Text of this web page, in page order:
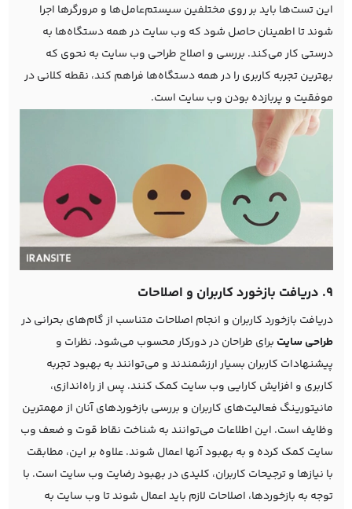
این تست‌ها باید بر روی مختلفین سیستم‌عامل‌ها و مرورگرها اجرا
شوند تا اطمینان حاصل شود که وب سایت در همه دستگاه‌ها به
درستی کار می‌کند. بررسی و اصلاح طراحی وب سایت به نحوی که
بهترین تجربه کاربری را در همه دستگاه‌ها فراهم کند، نقطه کلانی در
موفقیت و پربازده بودن وب سایت است.
9. دریافت بازخورد کاربران و اصلاحات
دریافت بازخورد کاربران و انجام اصلاحات متناسب از گام‌های بحرانی در
طراحی سایت برای طراحان در دورکار محسوب می‌شود. نظرات و
پیشنهادات کاربران بسیار ارزشمندند و می‌توانند به بهبود تجربه
کاربری و افزایش کارایی وب سایت کمک کنند. پس از راه‌اندازی،
مانیتورینگ فعالیت‌های کاربران و بررسی بازخوردهای آنان از مهمترین
وظایف است. این اطلاعات می‌توانند به شناخت نقاط قوت و ضعف وب
سایت کمک کرده و به بهبود آنها اعمال شوند. علاوه بر این، مطابقت
با نیازها و ترجیحات کاربران، کلیدی در بهبود رضایت وب سایت است. با
توجه به بازخوردها، اصلاحات لازم باید اعمال شوند تا وب سایت به